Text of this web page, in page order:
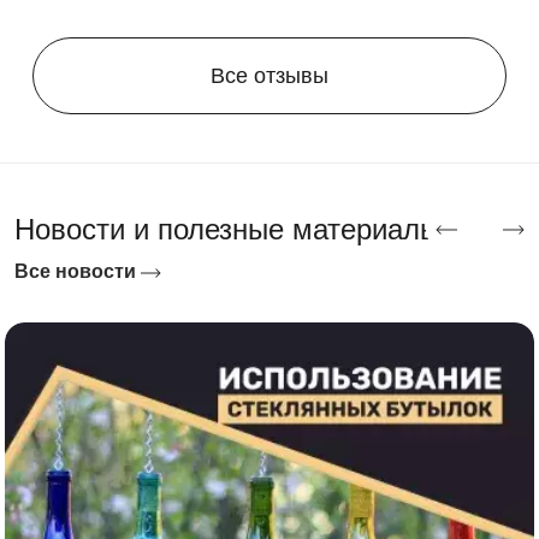
материалами: нагрузка пола 500 кг/м² без
ограничений по точке приложения.
Гарантия и срок службы
Гарантия на конструкцию — 3 года, на покрытие
профлиста — 5 лет. Оцинкованный каркас и профлист с
полимерным покрытием не требуют обслуживания —
Все отзывы
Новости и полезные материалы
Все новости